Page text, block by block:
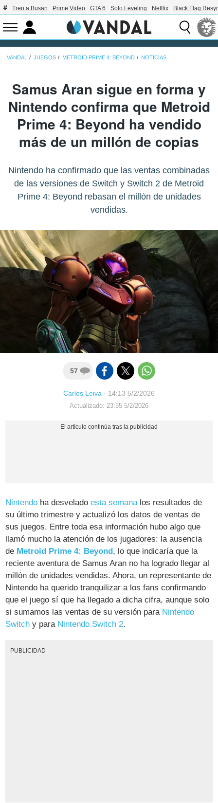
Tren a Busan Prime Video GTA 6 Solo Leveling Netflix Black Flag
VANDAL JUEGOS METROID PRIME 4: BEYOND NOTICIAS
Samus Aran sigue en forma y
Nintendo confirma que Metroid
Prime 4: Beyond ha vendido
más de un millón de copias
Nintendo ha confirmado que las ventas combinadas
de las versiones de Switch y Switch 2 de Metroid
Prime 4: Beyond rebasan el millón de unidades
vendidas.
57
Carlos Leiva · 14:13 5/2/2026
Actualizado: 23:55 5/2/2026
Nintendo ha desveladoesta semanalos resultados de
su último trimestre y actualizó los datos de ventas de
sus juegos. Entre toda esa información hubo algo que
llamó mucho la atención de los jugadores: la ausencia
de Metroid Prime 4: Beyond, lo que indicaría que la
reciente aventura de Samus Aran no ha logrado llegar al
millón de unidades vendidas. Ahora, un representante de
Nintendo ha querido tranquilizar a los fans confirmando
que el juego sí que ha llegado a dicha cifra, aunque solo
si sumamos las ventas de su versión para Nintendo
Switch y para Nintendo Switch 2.
PUBLICIDAD